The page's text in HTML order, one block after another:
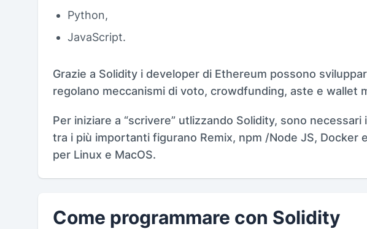
Python,
JavaScript.
Grazie a Solidity i developer di Ethereum possono
regolano meccanismi di voto, crowdfunding, aste e wallet
Per iniziare a “scrivere” utlizzando Solidity, sono necessari i
tra i più importanti figurano Remix, npm /Node JS, Docker
per Linux e MacOS.
Come programmare con Solidity